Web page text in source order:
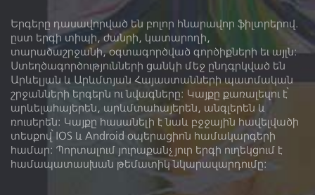
Ձայնադարան Տեսադարան
Մեր մասին Գրադարան
Լիցենզիա
Երգերը դասավորված են բոլոր հնարավոր ֆիլտրերով.
ըստ երգի տիպի, ժանրի, կատարողի,
տարածաշրջանի, օգտագործված գործիքների եւ այլն:
Ստեղծագործությունների ցանկի մեջ ընդգրկված են
Արևելյան և Արևմտյան Հայաստանների պատմական
շրջանների երգերն ու նվագները: Կայքը քառալեզու է՝
արևելահայերեն, արևմտահայերեն, անգլերեն և
ռուսերեն։ Կայքը հասանելի է նաև բջջային հավելվածի
տեսքով՝ IOS և Android օպերացիոն համակարգերի
համար: Պորտալում յուրաքանչյուր երգի ուղեկցում է
համապատասխան թեմատիկ նկարազարդումը: